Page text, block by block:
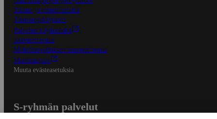
Tilaus- ja toimitusehdot
Tietosuojakäytäntö
Palvelun käyttöehdot
Saavutettavuus
Mobiilisovelluksen saavutettavuus
Mainostajalle
Muuta evästeasetuksia
S-ryhmän palvelut